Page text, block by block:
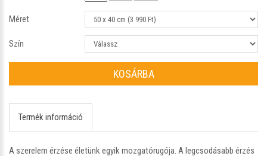
Méret
Szín
KOSÁRBA
Termék információ
A szerelem érzése életünk egyik mozgatórugója. A legcsodásabb érzés